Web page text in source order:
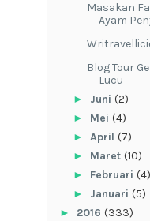
Masakan
Ayam
Blog Tour
Lucu
► Juni (2)
► Mei (4)
► April (7)
► Maret (10)
► Februari (4)
► Januari (5)
► 2016 (333)